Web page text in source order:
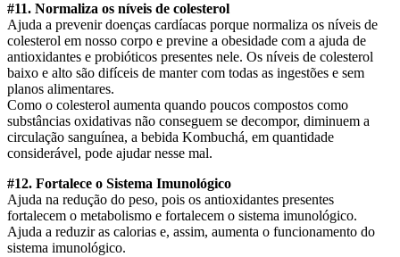
#11. Normaliza os níveis de colesterol
Ajuda a prevenir doenças cardíacas porque normaliza os níveis de
colesterol em nosso corpo e previne a obesidade com a ajuda de
antioxidantes e probióticos presentes nele. Os níveis de colesterol
baixo e alto são difíceis de manter com todas as ingestões e sem
planos alimentares.
Como o colesterol aumenta quando poucos compostos como
substâncias oxidativas não conseguem se decompor, diminuem a
circulação sanguínea, a bebida Kombuchá, em quantidade
considerável, pode ajudar nesse mal.
#12. Fortalece o Sistema Imunológico
Ajuda na redução do peso, pois os antioxidantes presentes
fortalecem o metabolismo e fortalecem o sistema imunológico.
Ajuda a reduzir as calorias e, assim, aumenta o funcionamento do
sistema imunológico.